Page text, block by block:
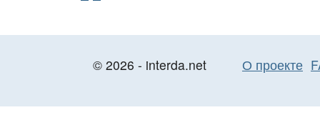
© 2026 - interda.net О проекте